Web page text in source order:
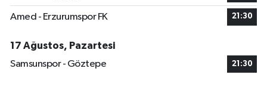
Amed - Erzurumspor FK 21:30
17 Ağustos, Pazartesi
Samsunspor - Göztepe
21:30